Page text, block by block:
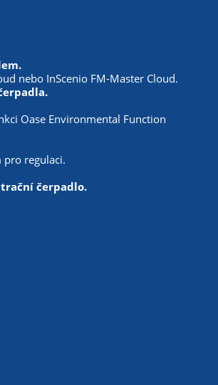
nebo InScenio FM-Master Cloud.
Oase Environmental Function
pro regulaci.
čerpadlo.